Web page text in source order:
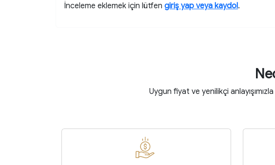
İnceleme eklemek için lütfen giriş yap veya kaydol.
Uygun fiyat ve yenilikçi